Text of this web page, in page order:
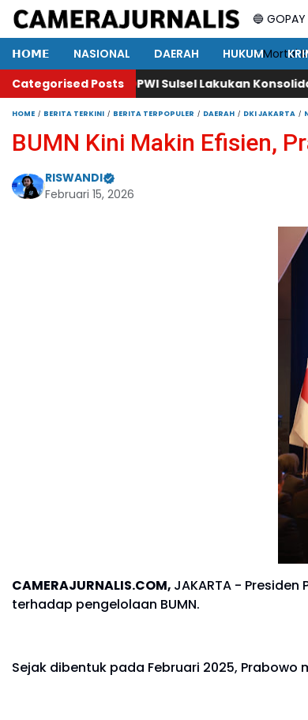
🔵 GOPAY
⚡ Mortal
𝗛𝗢𝗠𝗘 NASIONAL DAERAH HUKUM
Categorised Posts
PWI Sulsel Lakukan Konsolidasi Awal: Bahas
HOME BERITA TERKINI BERITA TERPOPULER DAERAH DKI JAKARTA
BUMN Kini Makin Efisien,
RISWANDI
Februari 15, 2026
CAMERAJURNALIS.COM, JAKARTA -
terhadap pengelolaan BUMN.
Sejak dibentuk pada Februari 2025,